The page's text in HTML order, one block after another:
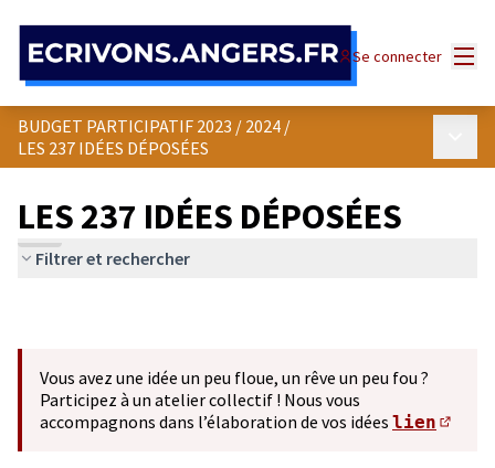
Se connecter
BUDGET PARTICIPATIF 2023 / 2024 /
LES 237 IDÉES DÉPOSÉES
LES 237 IDÉES DÉPOSÉES
Filtrer et rechercher
Vous avez une idée un peu floue, un rêve un peu fou ?
Participez à un atelier collectif ! Nous vous
accompagnons dans l’élaboration de vos idées lien